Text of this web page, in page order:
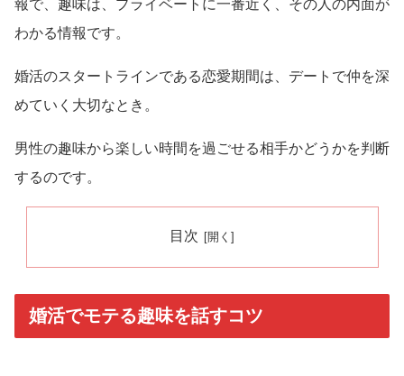
報で、趣味は、プライベートに一番近く、その人の内面が
わかる情報です。
婚活のスタートラインである恋愛期間は、デートで仲を深
めていく大切なとき。
男性の趣味から楽しい時間を過ごせる相手かどうかを判断
するのです。
目次
婚活でモテる趣味を話すコツ